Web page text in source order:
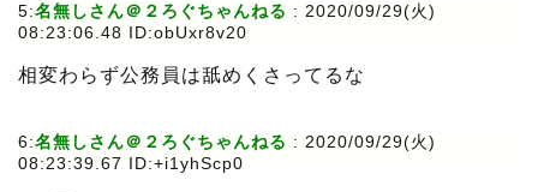
5:名無しさん＠２ろぐちゃんねる : 2020/09/29(火)
08:23:06.48 ID:obUxr8v20
相変わらず公務員は舐めくさってるな
6:名無しさん＠２ろぐちゃんねる : 2020/09/29(火)
08:23:39.67 ID:+i1yhScp0